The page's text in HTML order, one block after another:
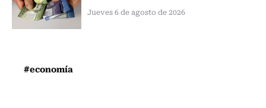
Jueves 6 de agosto de 2026
#economía